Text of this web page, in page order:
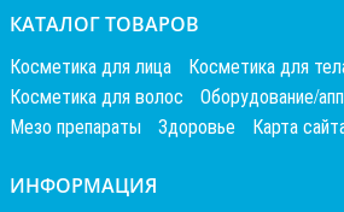
КАТАЛОГ ТОВАРОВ
Косметика для лица
Косметика для
Косметика для волос
Оборудование/
Мезо препараты
Здоровье Карта
ИНФОРМАЦИЯ